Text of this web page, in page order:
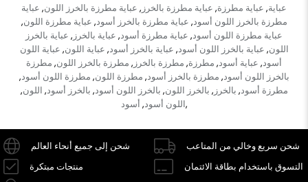
عباية, عباية مطرزة, عباية مطرزة بالخرز , عباية مطرزة بالخرز اللون, عباية
مطرزة بالخرز اللون أسود, عباية مطرزة بالخرز أسود, عباية مطرزة اللون,
عباية مطرزة اللون أسود, عباية مطرزة أسود, عباية بالخرز , عباية بالخرز
اللون, عباية بالخرز اللون أسود, عباية بالخرز أسود, عباية اللون, عباية اللون
أسود, عباية أسود, مطرزة, مطرزة بالخرز , مطرزة بالخرز اللون, مطرزة
بالخرز اللون أسود, مطرزة بالخرز أسود, مطرزة اللون, مطرزة اللون أسود,
مطرزة أسود, بالخرز , بالخرز اللون, بالخرز اللون أسود, بالخرز أسود, اللون,
اللون أسود, أسود ,
شحن إلى جميع أنحاء العالم
شحن سريع وخالي من المتاعب
منتجات مبتكرة
التسوق باستخدام بطاقة الائتمان